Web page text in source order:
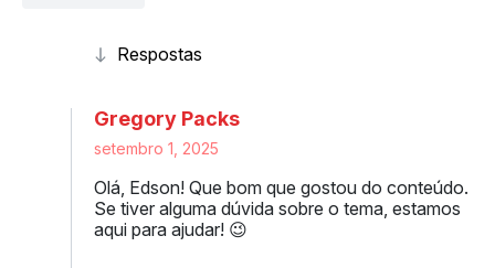
Gregory Packs
setembro 1, 2025
Olá, Edson! Que bom que gostou do conteúdo.
Se tiver alguma dúvida sobre o tema, estamos
aqui para ajudar! 😉